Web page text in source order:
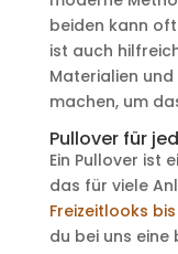
beiden kann oft
ist auch
Materialien
machen, um
Pullover für
Ein Pullover ist
das für viele
Freizeitlooks
du bei uns eine